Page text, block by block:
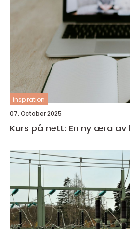
inspiration
07. October 2025
Kurs på nett: En ny æra